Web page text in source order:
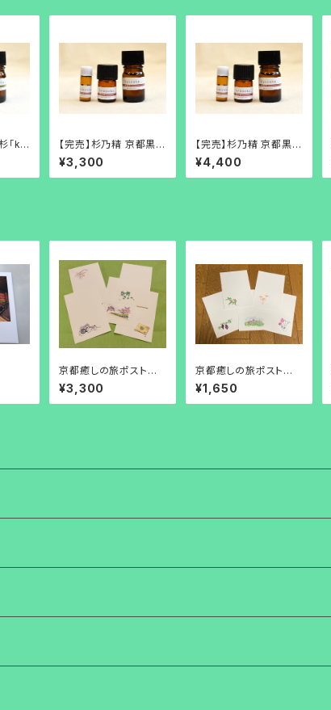
「ky
【完売】杉乃精 京都黒文
字「kyonoka・黒文字
精油」3ml
¥3,300
【完売】杉乃精 京都黒文
字「kyonoka・黒文字
精油」5ml
¥4,400
京都癒しの旅ポストカ
ード・安藤加恵デザイン
【春20枚】
¥3,300
京都癒しの旅ポストカ
ードKaeデザイン（秋①
10)
¥1,650